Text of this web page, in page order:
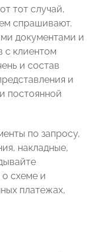
тот случай,
спрашивают.
документами и
с клиентом
и состав
и
постоянной
по запросу,
накладные,
схеме и
платежах,